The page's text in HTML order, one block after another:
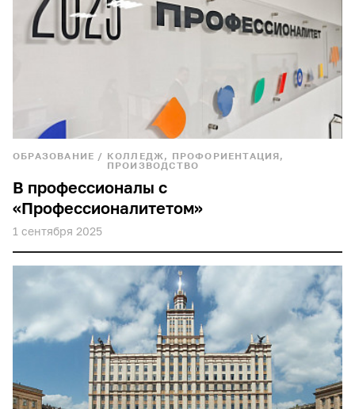
ОБРАЗОВАНИЕ / КОЛЛЕДЖ, ПРОФОРИЕНТАЦИЯ,
ПРОИЗВОДСТВО
В профессионалы с
«Профессионалитетом»
1 сентября 2025